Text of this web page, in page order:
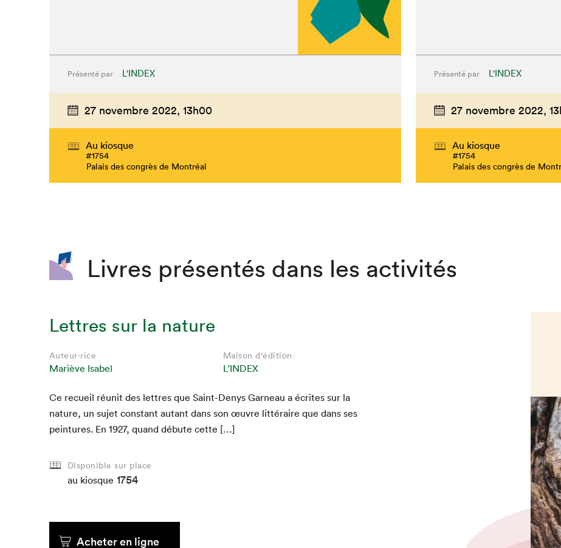
Présenté par L'INDEX
27 novembre 2022, 13h00
Au kiosque
#1754
Palais des congrès de Montréal
Présenté par L'INDEX
27 novembre 2022,
Au kiosque
#1754
Palais des congrès de
Livres présentés dans les activités
Lettres sur la nature
Auteur·rice
Mariève Isabel
Maison d'édition
L'INDEX
Ce recueil réu­nit des let­tres que Saint-Denys Gar­neau a écrites sur la
nature, un sujet con­stant autant dans son œuvre lit­téraire que dans ses
pein­tures. En 1927, quand débute cette […]
Disponible sur place
au kiosque 1754
Acheter en ligne